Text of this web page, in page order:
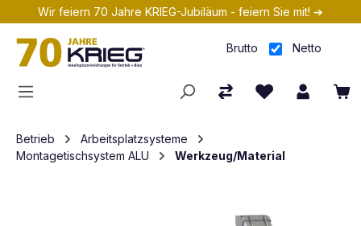
Zum Hauptinhalt springen
Wir feiern 70 Jahre KRIEG-Jubiläum - feiern Sie mit! ➔
Brutto Netto
Betrieb
Arbeitsplatzsysteme
Montagetischsystem ALU
Werkzeug/Material